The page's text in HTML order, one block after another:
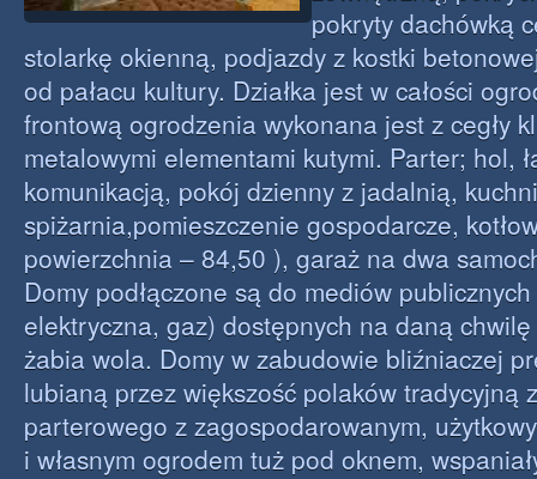
pokryty dachówką
stolarkę okienną, podjazdy z kostki
od pałacu kultury. Działka jest w całości
frontową ogrodzenia wykonana jest z cegły
metalowymi elementami kutymi. Parter; hol,
komunikacją, pokój dzienny z jadalnią,
spiżarnia,pomieszczenie gospodarcze,
powierzchnia – 84,50 ), garaż na dwa
Domy podłączone są do mediów
elektryczna, gaz) dostępnych na daną
żabia wola. Domy w zabudowie bliźniaczej
lubianą przez większość polaków tradycyjną
parterowego z zagospodarowanym,
i własnym ogrodem tuż pod oknem,